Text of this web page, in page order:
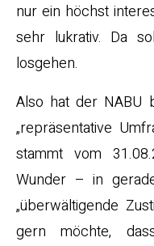
nur ein höchst
sehr lukrativ. Da
losgehen.
Also hat der NABU
„repräsentative
stammt vom
Wunder – in
„überwältigende
gern möchte,